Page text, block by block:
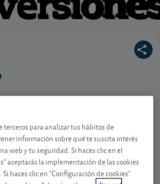
reservado a SOCIOS
con visión
terceros para analizar tus hábitos de
información sobre qué te suscita interés
web y tu seguridad. Si haces clic en el
aceptarás la implementación de las cookies
haces clic en "Configuración de cookies"